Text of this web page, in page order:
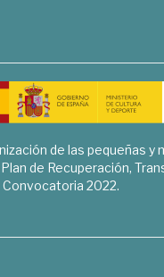
de las pequeñas y
de Recuperación,
Convocatoria 2022.